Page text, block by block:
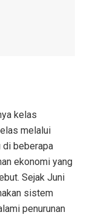
kelas
melalui
di beberapa
ekonomi yang
Sejak Juni
sistem
penurunan